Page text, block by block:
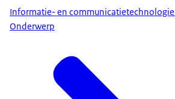
Informatie- en communicatietechnologie
Onderwerp